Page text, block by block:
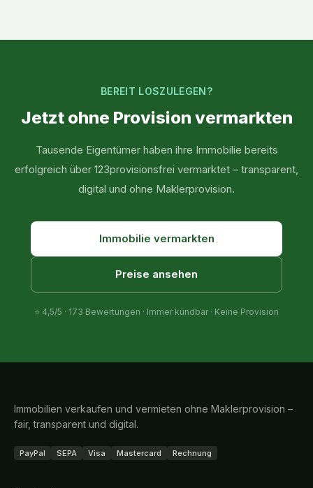
BEREIT LOSZULEGEN?
Jetzt ohne Provision vermarkten
Tausende Eigentümer haben ihre Immobilie bereits
erfolgreich über 123provisionsfrei vermarktet – transparent,
digital und ohne Maklerprovision.
Immobilie vermarkten
Preise ansehen
⭐ 4,5/5 · 173 Bewertungen · Immer kündbar · Keine Provision
Immobilien verkaufen und vermieten ohne Maklerprovision –
fair, transparent und digital.
PayPal SEPA Visa Mastercard Rechnung